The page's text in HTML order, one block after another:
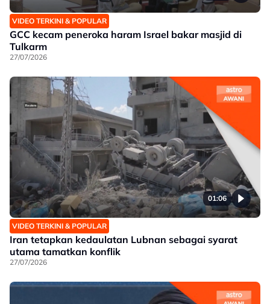
VIDEO TERKINI & POPULAR
GCC kecam peneroka haram Israel bakar masjid di
Tulkarm
27/07/2026
01:06
VIDEO TERKINI & POPULAR
Iran tetapkan kedaulatan Lubnan sebagai syarat
utama tamatkan konflik
27/07/2026